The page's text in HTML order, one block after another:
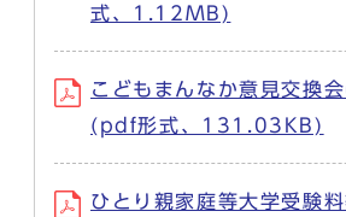
式、1.12MB)
こどもまんなか意見交換
(pdf形式、131.03KB)
ひとり親家庭等大学受験